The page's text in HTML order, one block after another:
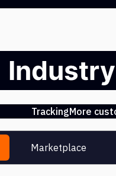
TrackingMore
Marketplace